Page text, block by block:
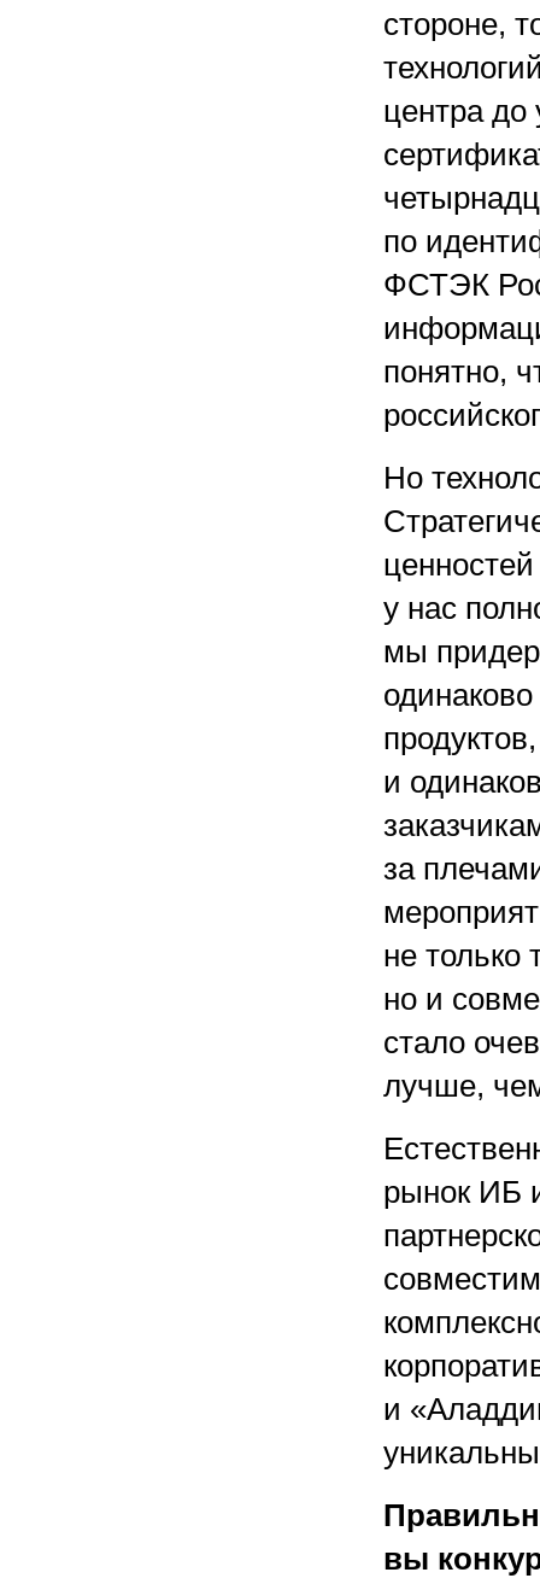
стороне,
центра
по
ФСТЭК
понятно,
Но
у нас
мы
и
за
не только
но и
стало
лучше,
рынок ИБ
и
вы